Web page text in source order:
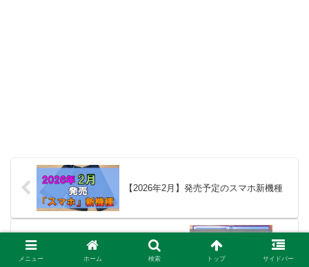
【2026年2月】発売予定のスマホ新機種
【FF16】今更ながらクリアしたので感想
メニュー ホーム 検索 トップ サイドバー